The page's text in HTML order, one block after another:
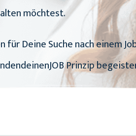
möchtest.
Deine Suche nach einem
Prinzip